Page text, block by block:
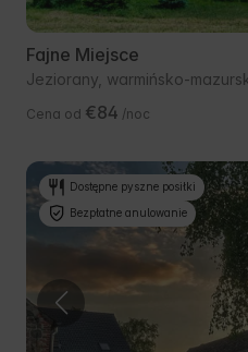
Fajne Miejsce
Jeziorany, warmińsko-
Cena od €84 /noc
Dostępne pyszne posiłki
Bezpłatne anulowanie